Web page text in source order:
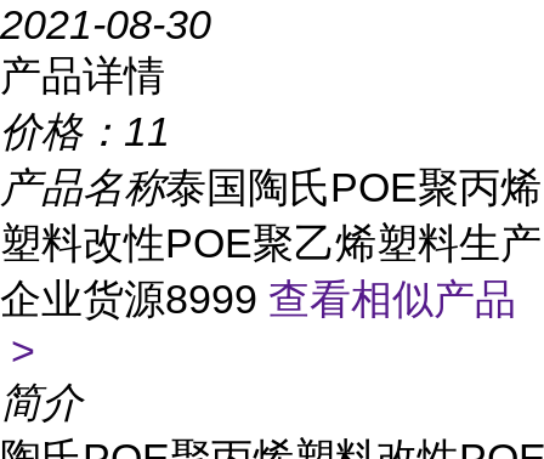
2021-08-30
产品详情
价格： 11
产品名称泰国陶氏POE聚丙烯
塑料改性POE聚乙烯塑料生产
企业货源8999 查看相似产品
>
简介